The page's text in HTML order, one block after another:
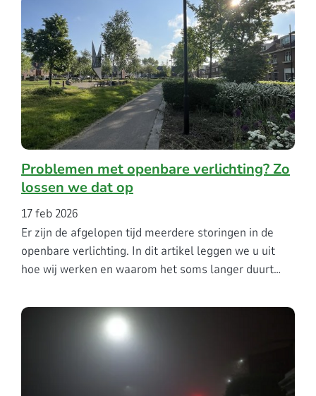
Problemen met openbare verlichting? Zo
lossen we dat op
17 feb 2026
Er zijn de afgelopen tijd meerdere storingen in de
openbare verlichting. In dit artikel leggen we u uit
hoe wij werken en waarom het soms langer duurt…